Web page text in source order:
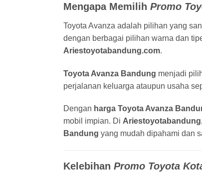
Mengapa Memilih Promo
Toyota Avanza adalah pilihan yang
dengan berbagai pilihan warna dan
Ariestoyotabandung.com.
Toyota Avanza Bandung menjadi
perjalanan keluarga ataupun usaha
Dengan harga Toyota Avanza
mobil impian. Di
Bandung yang mudah dipahami dan
Kelebihan Promo Toyota